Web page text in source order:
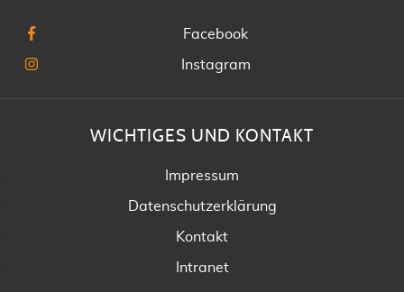
Facebook
Instagram
WICHTIGES UND KONTAKT
Impressum
Datenschutzerklärung
Kontakt
Intranet